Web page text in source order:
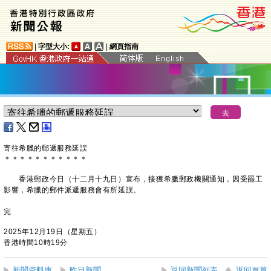
字型大小: 網頁指南
寄往希臘的郵遞服務延誤
＊ ＊ ＊ ＊ ＊ ＊ ＊ ＊ ＊ ＊ ＊
​香港郵政今日（十二月十九日）宣布，接獲希臘郵政機關通知，因受罷工
影響，希臘的郵件派遞服務會有所延誤。
完
2025年12月19日（星期五）
香港時間10時19分